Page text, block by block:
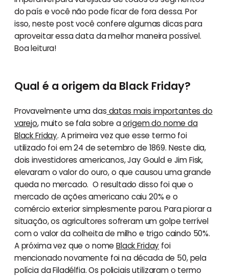
do país e você não pode ficar de fora dessa. Por
isso, neste post você confere algumas dicas para
aproveitar essa data da melhor maneira possível.
Boa leitura!
Qual é a origem da Black Friday?
Provavelmente uma das datas mais importantes do
varejo, muito se fala sobre aorigem do nome da
Black Friday. A primeira vez que esse termo foi
utilizado foi em 24 de setembro de 1869. Neste dia,
dois investidores americanos, Jay Gould e Jim Fisk,
elevaram o valor do ouro, o que causou uma grande
queda no mercado. O resultado disso foi que o
mercado de ações americano caiu 20% e o
comércio exterior simplesmente parou. Para piorar a
situação, os agricultores sofreram um golpe terrível
com o valor da colheita de milho e trigo caindo 50%.
A próxima vez que o nomeBlack Friday foi
mencionado novamente foi na década de 50, pela
polícia da Filadélfia. Os policiais utilizaram o termo